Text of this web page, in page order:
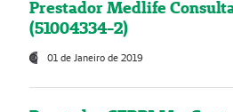
Prestador Medlife
(51004334-2)
01 de Janeiro de 2019